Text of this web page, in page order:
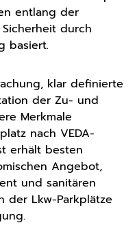
entlang der
durch
basiert.
klar definierte
der Zu- und
Merkmale
nach VEDA-
erhält besten
Angebot,
und sanitären
der Lkw-Parkplätze